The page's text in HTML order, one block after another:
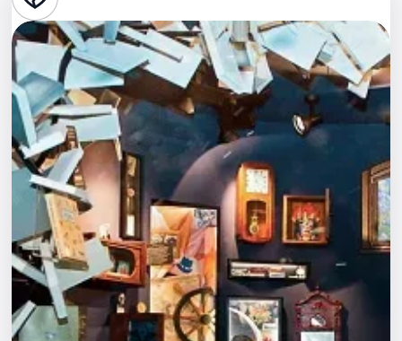
Стендап
Выставки
Квесты
Экскурсии
Спорт
События
Города
Площадки